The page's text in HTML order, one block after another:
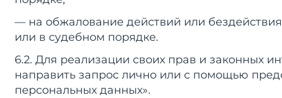
— на обжалование действий или
или в судебном порядке.
6.2. Для реализации своих прав и законных
направить запрос лично или с помощью
персональных данных».